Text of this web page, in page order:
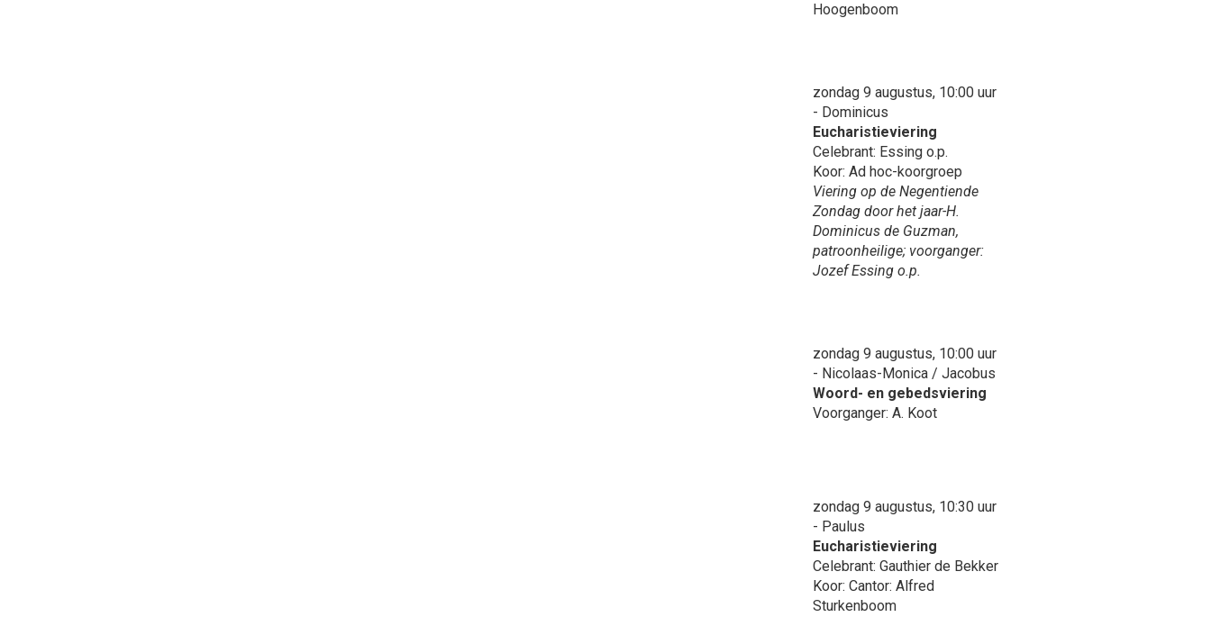
Hoogenboom
zondag 9 augustus, 10:00 uur
- Dominicus
Eucharistieviering
Celebrant: Essing o.p.
Koor: Ad hoc-koorgroep
Viering op de Negentiende
Zondag door het jaar-H.
Dominicus de Guzman,
patroonheilige; voorganger:
Jozef Essing o.p.
zondag 9 augustus, 10:00 uur
- Nicolaas-Monica / Jacobus
Woord- en gebedsviering
Voorganger: A. Koot
zondag 9 augustus, 10:30 uur
- Paulus
Eucharistieviering
Celebrant: Gauthier de Bekker
Koor: Cantor: Alfred
Sturkenboom